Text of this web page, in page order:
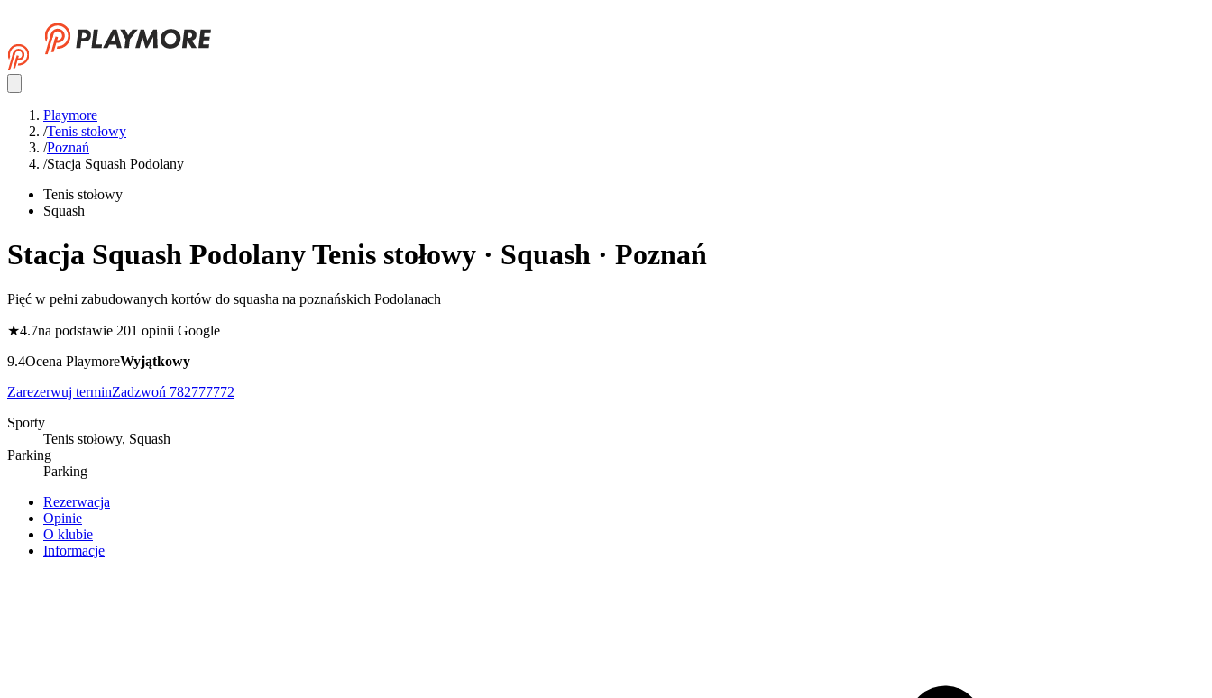
Playmore
/Tenis stołowy
/Poznań
/Stacja Squash Podolany
Tenis stołowy
Squash
Stacja Squash PodolanyTenis stołowy · Squash · Poznań
Pięć w pełni zabudowanych kortów do squasha na poznańskich Podolanach
★4.7na podstawie 201 opinii Google
9.4Ocena PlaymoreWyjątkowy
Zarezerwuj terminZadzwoń 782777772
Sporty
Tenis stołowy, Squash
Parking
Parking
Rezerwacja
Opinie
O klubie
Informacje